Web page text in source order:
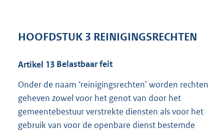
HOOFDSTUK 3 REINIGINGSRECHTEN
Artikel 13 Belastbaar feit
Onder de naam ‘reinigingsrechten’ worden rechten
geheven zowel voor het genot van door het
gemeentebestuur verstrekte diensten als voor het
gebruik van voor de openbare dienst bestemde